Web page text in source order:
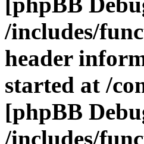
/includes/
header
started at /
[phpBB
/includes/